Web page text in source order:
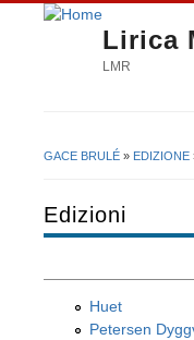
Lirica
LMR
GACE BRULÉ » EDIZIONE
Edizioni
Huet
Petersen